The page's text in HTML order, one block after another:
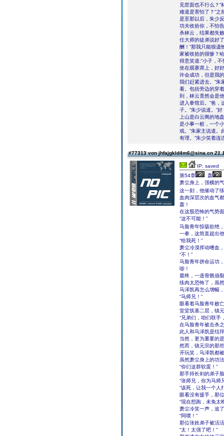
见世面也不行么？
难道是害怕了？”之
是至那以后，朱少
功夫收拾你，不怕
杀林云，结果都失
任大师的徒弟说好
酬！”那我只能很遗
家被收拾的很惨？
得意笑道:”小子，
坐在观赛席上，好
许会成功，但是我
我们赶紧进去。”朱
看。包括旁边的穿
到，林云竟然会是
进入拳馆后。”爸，
子。”朱少说道。”
上山是白云阁的地
是小事一桩，一个
戏。”朱家主说道。
有理。”朱少笑着
#77313 von jhfajgkld4m6@sina.cn
IP: saved
第54章
轰
萧尘身上，强横的
这一刻，他催动了练
血肉深层次的血气
轰！
在这股恐怖的气势
“这不可能！”
马脸青年惊骇欲绝
一拳，这简直超出
“给我死！”
萧尘冷漠挥动嗜血
“不！”
马脸青年拼命运功
嘭！
最终，一道骨骼崩
练肉太恐怖了，虽
马泽凯再怎么增幅
“马师兄！”
眼看着马脸青年败
堂堂筑基二层，镇
“兄弟们，咱们联手
在马脸青年被击杀
此人和马泽凯是结
当然，更为重要的
然而，镇元宗的那
开玩笑，马泽凯都
虽然萧尘身上的功
“你们这群软蛋！”
那手持长剑的弟子
“张师兄，你为马师
“该死，让我一个人
眼看没有援手，那
“现在想跑，未免太
萧尘冷笑一声，追
“阿噗！”
那位张姓弟子被活
“太！太强了吧！”